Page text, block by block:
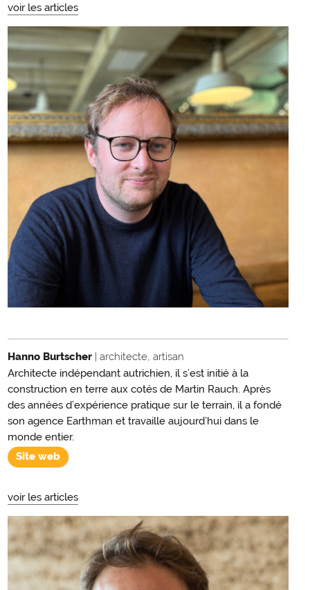
voir les articles
Hanno Burtscher | architecte, artisan
Architecte indépendant autrichien, il s’est initié à la
construction en terre aux cotés de Martin Rauch. Après
des années d’expérience pratique sur le terrain, il a fondé
son agence Earthman et travaille aujourd’hui dans le
monde entier.
Site web
voir les articles